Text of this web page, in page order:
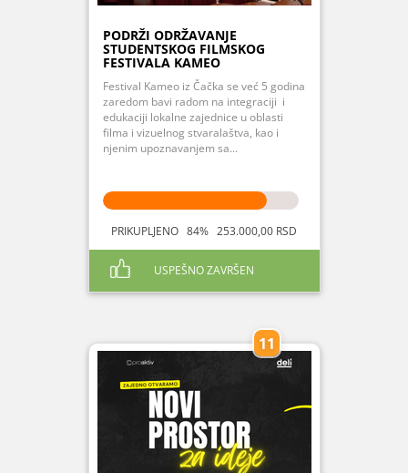
PODRŽI ODRŽAVANJE
STUDENTSKOG FILMSKOG
FESTIVALA KAMEO
Festival Kameo iz Čačka se već 5 godina
zaredom bavi radom na integraciji i
edukaciji lokalne zajednice u oblasti
filma i vizuelnog stvaralaštva, kao i
njenim upoznavanjem sa...
PRIKUPLJENO 84% 253.000,00 RSD
USPEŠNO ZAVRŠEN
11